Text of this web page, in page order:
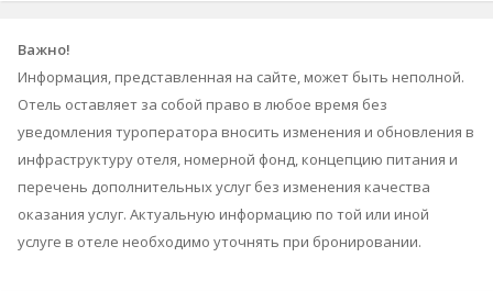
Важно!
Информация, представленная на сайте, может быть неполной.
Отель оставляет за собой право в любое время без
уведомления туроператора вносить изменения и обновления в
инфраструктуру отеля, номерной фонд, концепцию питания и
перечень дополнительных услуг без изменения качества
оказания услуг. Актуальную информацию по той или иной
услуге в отеле необходимо уточнять при бронировании.